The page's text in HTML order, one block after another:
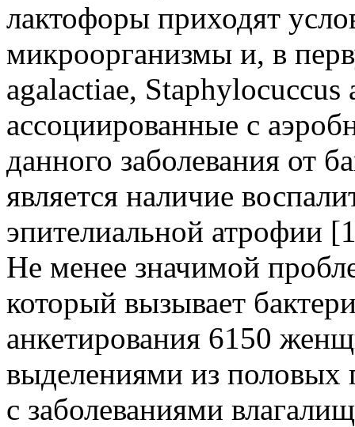
лактофоры приходят
микроорганизмы и, в
agalactiae,
ассоциированные с
данного заболевания от
является наличие
эпителиальной атрофии
Не менее значимой
который вызывает
анкетирования 6150
выделениями из половых
с заболеваниями